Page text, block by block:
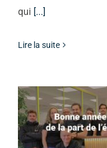
qui [...]
Lire la suite